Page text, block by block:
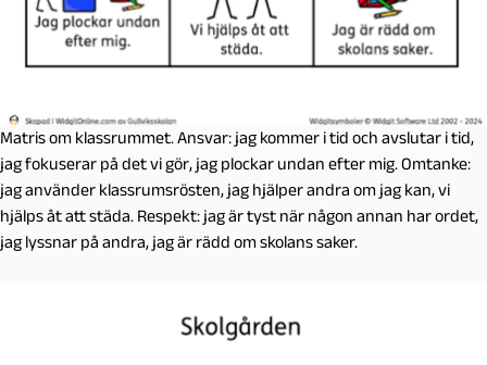
Matris om klassrummet. Ansvar: jag kommer i tid och avslutar i tid,
jag fokuserar på det vi gör, jag plockar undan efter mig. Omtanke:
jag använder klassrumsrösten, jag hjälper andra om jag kan, vi
hjälps åt att städa. Respekt: jag är tyst när någon annan har ordet,
jag lyssnar på andra, jag är rädd om skolans saker.